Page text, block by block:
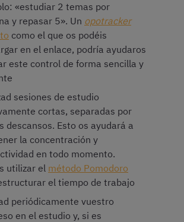
«estudiar 2 temas por
y repasar 5». Un opotracker
como el que os podéis
en el enlace, podría ayudaros
este control de forma sencilla y
sesiones de estudio
cortas, separadas por
descansos. Esto os ayudará a
la concentración y
en todo momento.
utilizar el método Pomodoro
el tiempo de trabajo
periódicamente vuestro
en el estudio y, si es